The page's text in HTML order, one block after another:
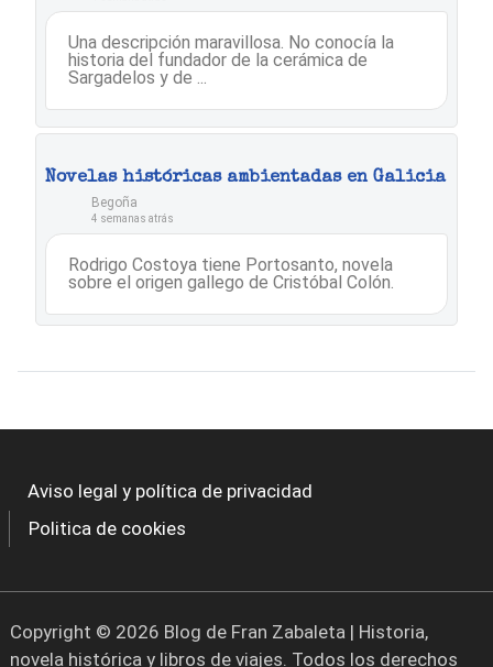
Una descripción maravillosa. No conocía la
historia del fundador de la cerámica de
Sargadelos y de ...
Novelas históricas ambientadas en Galicia
Begoña
4 semanas atrás
Rodrigo Costoya tiene Portosanto, novela
sobre el origen gallego de Cristóbal Colón.
Aviso legal y política de privacidad
Politica de cookies
Copyright © 2026 Blog de Fran Zabaleta | Historia,
novela histórica y libros de viajes. Todos los derechos